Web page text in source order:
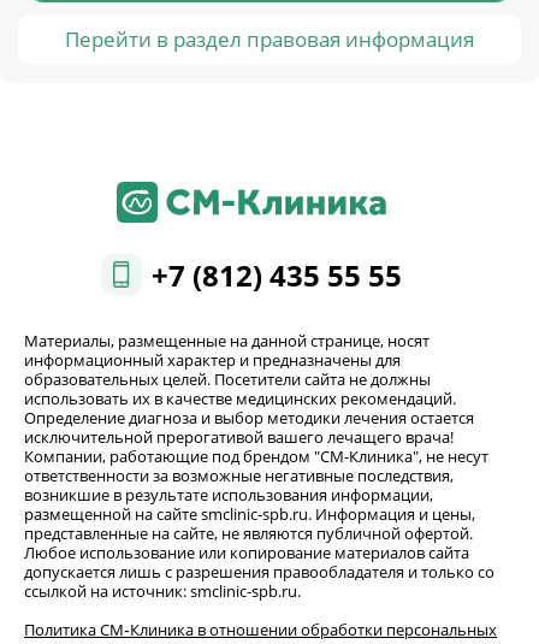
Перейти в раздел правовая информация
+7 (812) 435 55 55
Материалы, размещенные на данной странице, носят
информационный характер и предназначены для
образовательных целей. Посетители сайта не должны
использовать их в качестве медицинских рекомендаций.
Определение диагноза и выбор методики лечения остается
исключительной прерогативой вашего лечащего врача!
Компании, работающие под брендом "СМ-Клиника", не несут
ответственности за возможные негативные последствия,
возникшие в результате использования информации,
размещенной на сайте smclinic-spb.ru. Информация и цены,
представленные на сайте, не являются публичной офертой.
Любое использование или копирование материалов сайта
допускается лишь с разрешения правообладателя и только со
ссылкой на источник: smclinic-spb.ru.
Политика СМ‑Клиника в отношении обработки персональных